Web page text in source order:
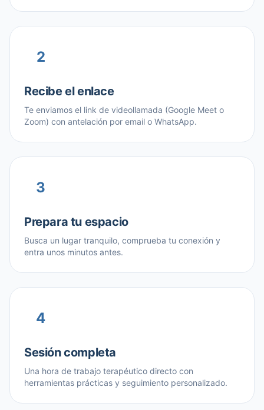
2
Recibe el enlace
Te enviamos el link de videollamada (Google Meet o
Zoom) con antelación por email o WhatsApp.
3
Prepara tu espacio
Busca un lugar tranquilo, comprueba tu conexión y
entra unos minutos antes.
4
Sesión completa
Una hora de trabajo terapéutico directo con
herramientas prácticas y seguimiento personalizado.